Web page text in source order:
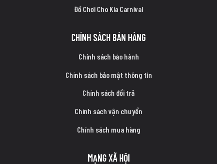
Đồ Chơi Cho Kia Carnival
CHÍNH SÁCH BÁN HÀNG
Chính sách bảo hành
Chính sách bảo mật thông tin
Chính sách đổi trả
Chính sách vận chuyển
Chính sách mua hàng
MẠNG XÃ HỘI